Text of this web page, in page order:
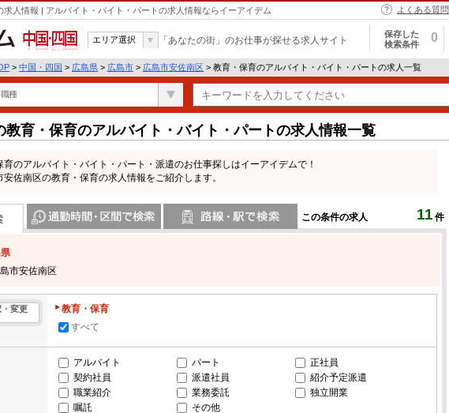
求人情報 | アルバイト・バイト・パートの求人情報ならイーアイデム よくある質問
中国・四国
エリア選択 「あなたの街」のお仕事が探せる求人サイト
保存した
検索条件
0
> 中国・四国 > 広島県 > 広島市 > 広島市安佐南区 > 教育・保育のアルバイト・バイト・パートの求人一覧
職種
教育・保育のアルバイト・バイト・パートの求人情報一覧
のアルバイト・バイト・パート・派遣のお仕事探しはイーアイデムで！
佐南区の教育・保育の求人情報をご紹介します。
この条件の求人 11 件
市安佐南区
・変更
教育・保育
すべて
アルバイト パート
正社員
契約社員
派遣社員
紹介予定派遣
職業紹介
業務委託
独立開業
嘱託
その他